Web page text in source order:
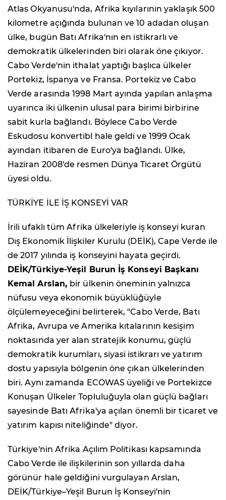
Atlas Okyanusu'nda, Afrika kıyılarının yaklaşık 500
kilometre açığında bulunan ve 10 adadan oluşan
ülke, bugün Batı Afrika'nın en istikrarlı ve
demokratik ülkelerinden biri olarak öne çıkıyor.
Cabo Verde'nin ithalat yaptığı başlıca ülkeler
Portekiz, İspanya ve Fransa. Portekiz ve Cabo
Verde arasında 1998 Mart ayında yapılan anlaşma
uyarınca iki ülkenin ulusal para birimi birbirine
sabit kurla bağlandı. Böylece Cabo Verde
Eskudosu konvertibl hale geldi ve 1999 Ocak
ayından itibaren de Euro'ya bağlandı. Ülke,
Haziran 2008'de resmen Dünya Ticaret Örgütü
üyesi oldu.
TÜRKİYE İLE İŞ KONSEYİ VAR
İrili ufaklı tüm Afrika ülkeleriyle iş konseyi kuran
Dış Ekonomik İlişkiler Kurulu (DEİK), Cape Verde ile
de 2017 yılında iş konseyini hayata geçirdi.
DEİK/Türkiye-Yeşil Burun İş Konseyi Başkanı
Kemal Arslan, bir ülkenin öneminin yalnızca
nüfusu veya ekonomik büyüklüğüyle
ölçülemeyeceğini belirterek, "Cabo Verde, Batı
Afrika, Avrupa ve Amerika kıtalarının kesişim
noktasında yer alan stratejik konumu, güçlü
demokratik kurumları, siyasi istikrarı ve yatırım
dostu yapısıyla bölgenin öne çıkan ülkelerinden
biri. Aynı zamanda ECOWAS üyeliği ve Portekizce
Konuşan Ülkeler Topluluğuyla olan güçlü bağları
sayesinde Batı Afrika'ya açılan önemli bir ticaret ve
yatırım kapısı niteliğinde" diyor.
Türkiye'nin Afrika Açılım Politikası kapsamında
Cabo Verde ile ilişkilerinin son yıllarda daha
görünür hale geldiğini vurgulayan Arslan,
DEİK/Türkiye–Yeşil Burun İş Konseyi'nin